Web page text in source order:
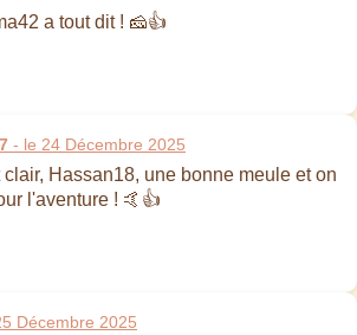
a tout dit ! 🧀👍
- le 24 Décembre 2025
Hassan18, une bonne meule et on
l'aventure ! 🤙👍
Décembre 2025